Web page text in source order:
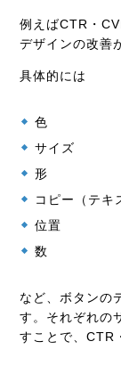
例えばCTR・
デザインの改善
具体的には
色
サイズ
形
コピー（テキ
位置
数
など、ボタンの
す。それぞれの
すことで、CTR